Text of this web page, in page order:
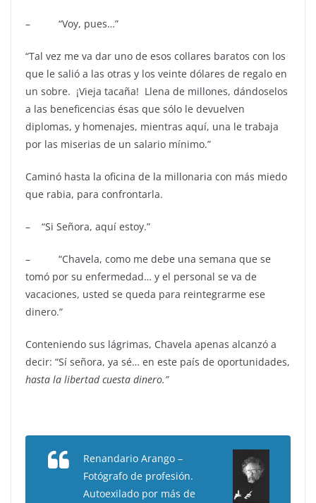
– “Voy, pues…”
“Tal vez me va dar uno de esos collares baratos con los
que le salió a las otras y los veinte dólares de regalo en
un sobre. ¡Vieja tacaña! Llena de millones, dándoselos
a las beneficencias ésas que sólo le devuelven
diplomas, y homenajes, mientras aquí, una le trabaja
por las miserias de un salario mínimo.”
Caminó hasta la oficina de la millonaria con más miedo
que rabia, para confrontarla.
– “Si Señora, aquí estoy.”
– “Chavela, como me debe una semana que se
tomó por su enfermedad… y el personal se va de
vacaciones, usted se queda para reintegrarme ese
dinero.”
Conteniendo sus lágrimas, Chavela apenas alcanzó a
decir: “Sí señora, ya sé… en este país de oportunidades,
hasta la libertad cuesta dinero.”
Renandario Arango –
Fotógrafo de profesión.
Autoexilado por más de